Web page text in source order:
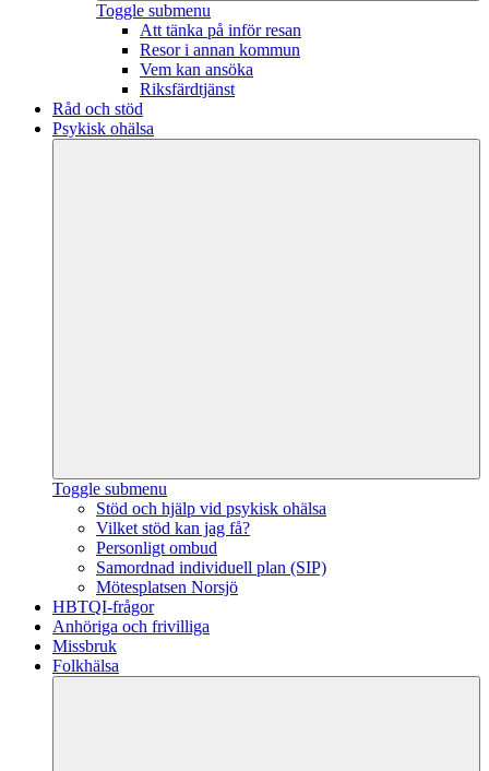
Toggle submenu
Att tänka på inför resan
Resor i annan kommun
Vem kan ansöka
Riksfärdtjänst
Råd och stöd
Psykisk ohälsa
Toggle submenu
Stöd och hjälp vid psykisk ohälsa
Vilket stöd kan jag få?
Personligt ombud
Samordnad individuell plan (SIP)
Mötesplatsen Norsjö
HBTQI-frågor
Anhöriga och frivilliga
Missbruk
Folkhälsa